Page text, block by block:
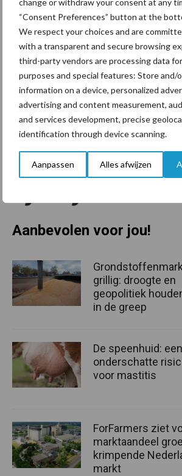
change or withdraw your consent at any
“Consent Preferences” button at the
We respect your choices and are
with a transparent and secure browsing
third-party vendors are processing data
purposes and special features: Store and/
information on a device, personalized
advertising and content measurement,
and services development, precise
identification through device scanning.
Aanpassen Alles afwijzen
geven subsidies en vrijstelling van belasting.
Wilt u het
artikel lezen?
en vraag een
proefnummer
maak gebruik
Aanbevolen voor jou!
grillig: droogte en
geopolitiek
in de greep
De speenhuid:
onderschatte
voor mastitis
ForFarmers ziet
marktaandeel
krimpende
markt